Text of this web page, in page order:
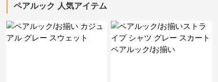
ペアルック 人気アイテム